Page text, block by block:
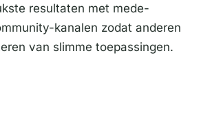
resultaten met mede-
kanalen zodat anderen
van slimme toepassingen.